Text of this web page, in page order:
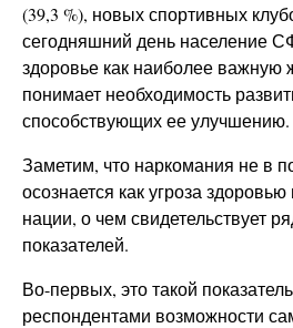
(39,3 %), новых спортивных
сегодняшний день население
здоровье как наиболее важную
понимает необходимость
способствующих ее улучшению.
Заметим, что наркомания не в
осознается как угроза
нации, о чем свидетельствует
показателей.
Во-первых, это такой
респондентами возможности